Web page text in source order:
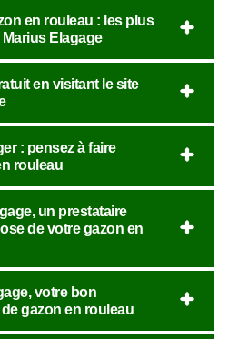
en rouleau : les plus
Elagage
en visitant le site
: pensez à faire
rouleau
un prestataire
de votre gazon en
votre bon
gazon en rouleau